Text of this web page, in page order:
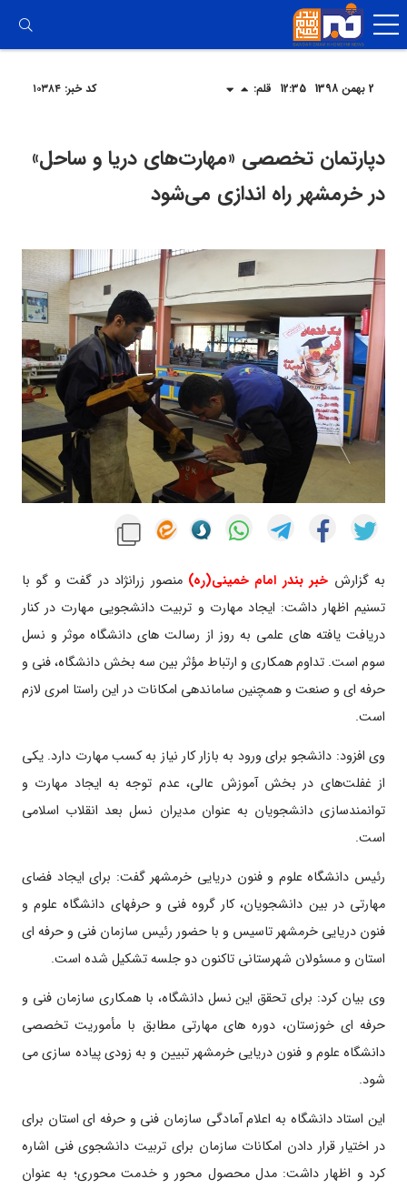
رفتن
به
2 بهمن 1398
12:35 قلم: کد خبر: ۱۰۳۸۴
دپارتمان تخصصی «مهارت‌های دریا و ساحل»
در خرمشهر راه اندازی می‌شود
به گزارش خبر بندر امام خمینی(ره) منصور زرانژاد در گفت و گو با
تسنیم اظهار داشت: ایجاد مهارت و تربیت دانشجویی مهارت در کنار
دریافت یافته های علمی به روز از رسالت های دانشگاه موثر و نسل
سوم است. تداوم همکاری و ارتباط مؤثر بین سه بخش دانشگاه، فنی و
حرفه ای و صنعت و همچنین ساماندهی امکانات در این راستا امری لازم
است.
وی افزود: دانشجو برای ورود به بازار کار نیاز به کسب مهارت دارد. یکی
از غفلت‌های در بخش آموزش عالی، عدم توجه به ایجاد مهارت و
توانمندسازی دانشجویان به عنوان مدیران نسل بعد انقلاب اسلامی
است.
رئیس دانشگاه علوم و فنون دریایی خرمشهر گفت: برای ایجاد فضای
مهارتی در بین دانشجویان، کار گروه فنی و حرفه­ای دانشگاه علوم و
فنون دریایی خرمشهر تاسیس و با حضور رئیس سازمان فنی و حرفه ای
استان و مسئولان شهرستانی تاکنون دو جلسه تشکیل شده است.
وی بیان کرد: برای تحقق این نسل دانشگاه، با همکاری سازمان فنی و
حرفه ای خوزستان، دوره های مهارتی مطابق با مأموریت تخصصی
دانشگاه علوم و فنون دریایی خرمشهر تبیین و به زودی پیاده سازی می
شود.
این استاد دانشگاه به اعلام آمادگی سازمان فنی و حرفه ای استان برای
در اختیار قرار دادن امکانات سازمان برای تربیت دانشجوی فنی اشاره
کرد و اظهار داشت: مدل محصول محور و خدمت محوری؛ به عنوان